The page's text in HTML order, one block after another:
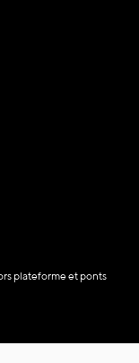
plateforme et ponts